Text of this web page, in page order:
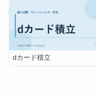
dカード積立